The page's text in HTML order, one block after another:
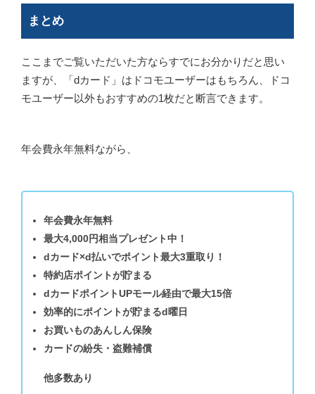
まとめ
ここまでご覧いただいた方ならすでにお分かりだと思い
ますが、「dカード」はドコモユーザーはもちろん、ドコ
モユーザー以外もおすすめの1枚だと断言できます。
年会費永年無料ながら、
年会費永年無料
最大4,000円相当プレゼント中！
dカード×d払いでポイント最大3重取り！
特約店ポイントが貯まる
dカードポイントUPモール経由で最大15倍
効率的にポイントが貯まるd曜日
お買いものあんしん保険
カードの紛失・盗難補償
他多数あり